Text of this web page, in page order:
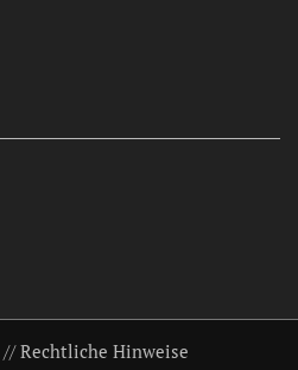
//Rechtliche Hinweise